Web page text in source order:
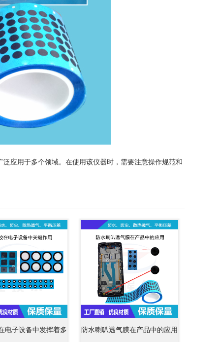
应用于多个领域。在使用该仪器时，需要注意操作规范和
电子设备中发挥着多 防水喇叭透气膜在产品中的应用